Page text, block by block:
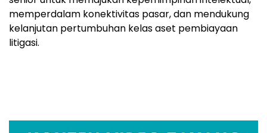
memperdalam konektivitas pasar, dan mendukung
kelanjutan pertumbuhan kelas aset pembiayaan
litigasi.